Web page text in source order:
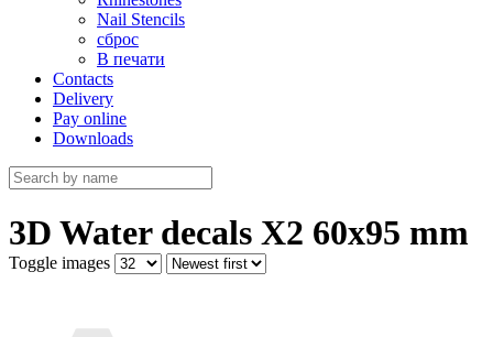
Nail Stencils
сброс
В печати
Contacts
Delivery
Pay online
Downloads
3D Water decals X2 60х95 mm
Toggle images